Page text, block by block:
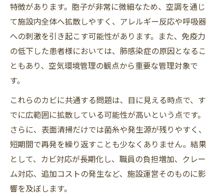
特徴があります。胞子が非常に微細なため、空調を通じ
て施設内全体へ拡散しやすく、アレルギー反応や呼吸器
への刺激を引き起こす可能性があります。また、免疫力
の低下した患者様においては、肺感染症の原因となるこ
ともあり、空気環境管理の観点から重要な管理対象で
す。
これらのカビに共通する問題は、目に見える時点で、す
でに広範囲に拡散している可能性が高いという点です。
さらに、表面清掃だけでは菌糸や発生源が残りやすく、
短期間で再発を繰り返すことも少なくありません。結果
として、カビ対応が長期化し、職員の負担増加、クレー
ム対応、追加コストの発生など、施設運営そのものに影
響を及ぼします。